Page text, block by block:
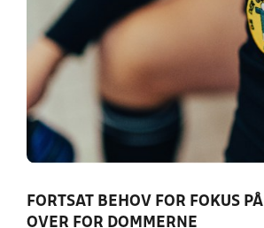
FORTSAT BEHOV FOR FOKUS
OVER FOR DOMMERNE